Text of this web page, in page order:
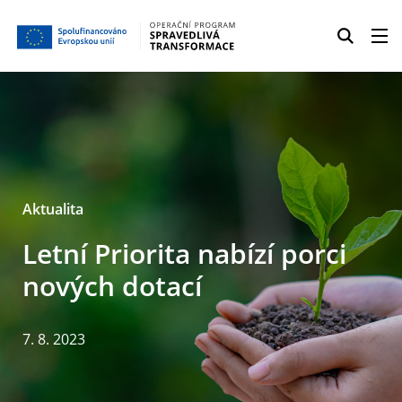
Aktualita
Letní Priorita nabízí porci
nových dotací
7. 8. 2023